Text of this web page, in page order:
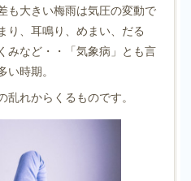
も大きい梅雨は気圧の変動で
り、耳鳴り、めまい、だる
みなど・・「気象病」とも言
時期。
れからくるものです。